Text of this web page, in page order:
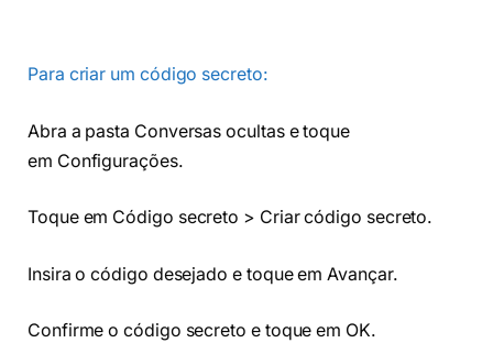
Para criar um código secreto:
Abra a pasta Conversas ocultas e toque
em Configurações.
Toque em Código secreto > Criar código secreto.
Insira o código desejado e toque em Avançar.
Confirme o código secreto e toque em OK.